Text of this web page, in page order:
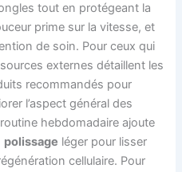
tout en protégeant la
prime sur la vitesse, et
de soin. Pour ceux qui
externes détaillent les
recommandés pour
l’aspect général des
hebdomadaire ajoute
polissage léger pour lisser
cellulaire. Pour